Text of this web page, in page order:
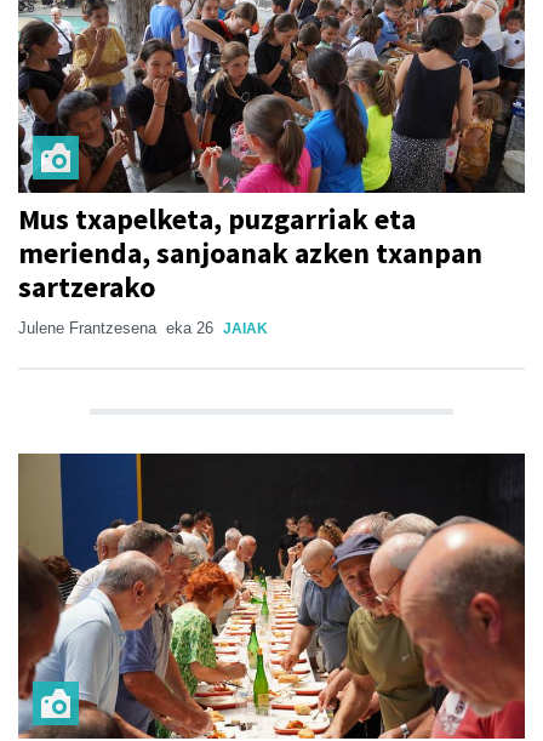
Mus txapelketa, puzgarriak eta
merienda, sanjoanak azken txanpan
sartzerako
Julene Frantzesena eka 26 JAIAK